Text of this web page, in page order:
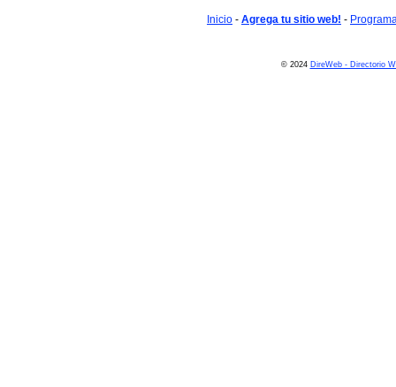
Inicio - Agrega tu sitio web! -
© 2024 DireWeb - Directorio